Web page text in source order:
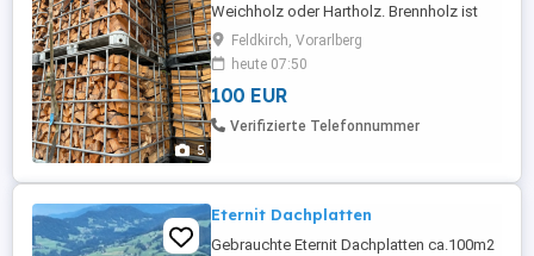
5
Weichholz oder Hartholz. Brennholz ist
sehr schön geschlichtet fast keine
Zwischenräume. (mehr Holz) Weichholz
100 Euro pro m3 Hartholz 130 Euro pro m3
Länge 33cm Hartholz 140 Euro pro m3
Länge 25cm Zustellung möglich
Feldkirch, Vorarlberg
heute 07:50
100 EUR
Verifizierte Telefonnummer
Eternit Dachplatten
Gebrauchte Eternit Dachplatten ca.100m2